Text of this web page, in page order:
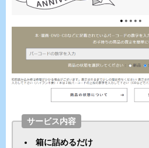
サービス内容
箱に詰めるだけ